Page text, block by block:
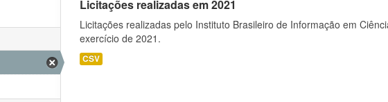
Licitações realizadas em 2021
Licitações realizadas pelo Instituto Brasileiro de Informação em
exercício de 2021.
CSV